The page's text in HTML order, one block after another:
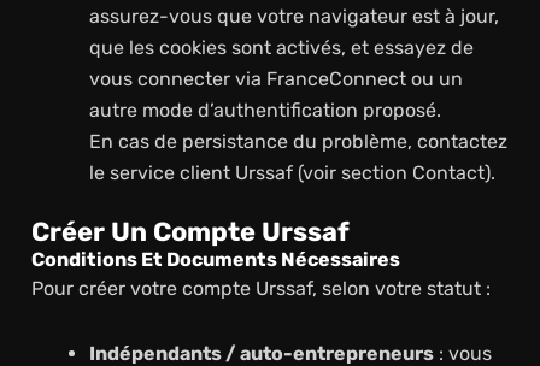
assurez-vous que votre navigateur est à jour,
que les cookies sont activés, et essayez de
vous connecter via FranceConnect ou un
autre mode d’authentification proposé.
En cas de persistance du problème, contactez
le service client Urssaf (voir section Contact).
Créer Un Compte Urssaf
Conditions Et Documents Nécessaires
Pour créer votre compte Urssaf, selon votre statut :
Indépendants / auto-entrepreneurs: vous